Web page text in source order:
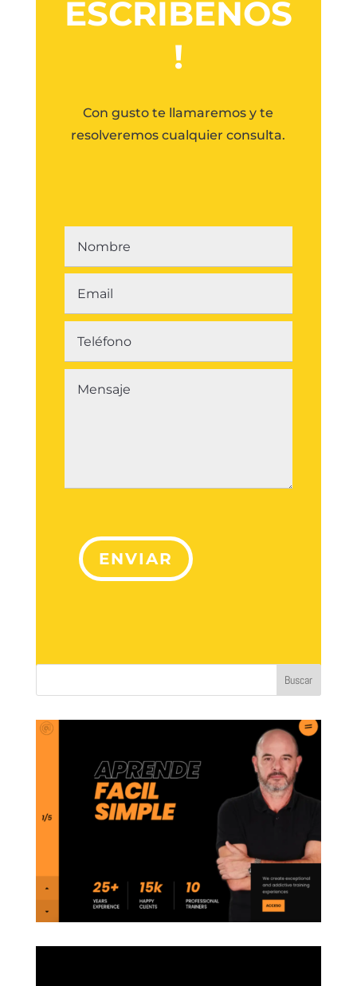
ESCRIBENOS
!
Con gusto te llamaremos y te
resolveremos cualquier consulta.
ENVIAR